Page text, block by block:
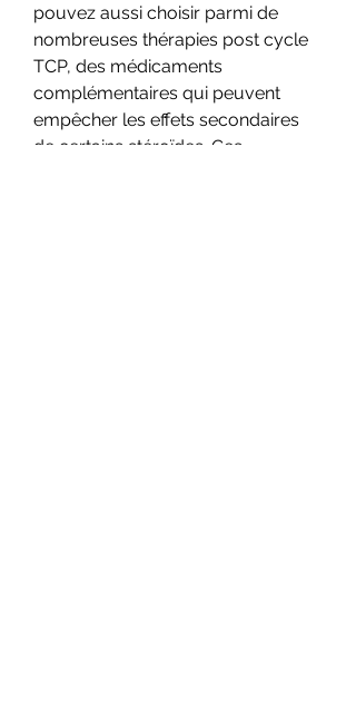
pouvez aussi choisir parmi de
nombreuses thérapies post cycle
TCP, des médicaments
complémentaires qui peuvent
empêcher les effets secondaires
de certains stéroïdes. Ces